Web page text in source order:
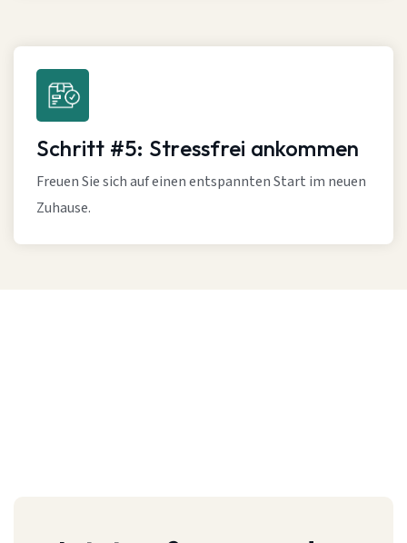
Schritt #5: Stressfrei ankommen
Freuen Sie sich auf einen entspannten Start im neuen
Zuhause.